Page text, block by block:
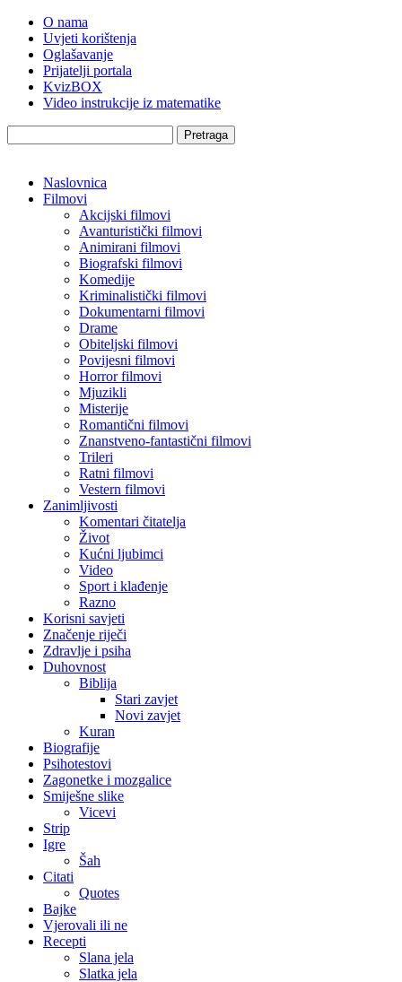
O nama
Uvjeti korištenja
Oglašavanje
Prijatelji portala
KvizBOX
Video instrukcije iz matematike
Pretraga
Naslovnica
Filmovi
Akcijski filmovi
Avanturistički filmovi
Animirani filmovi
Biografski filmovi
Komedije
Kriminalistički filmovi
Dokumentarni filmovi
Drame
Obiteljski filmovi
Povijesni filmovi
Horror filmovi
Mjuzikli
Misterije
Romantični filmovi
Znanstveno-fantastični filmovi
Trileri
Ratni filmovi
Vestern filmovi
Zanimljivosti
Komentari čitatelja
Život
Kućni ljubimci
Video
Sport i klađenje
Razno
Korisni savjeti
Značenje riječi
Zdravlje i psiha
Duhovnost
Biblija
Stari zavjet
Novi zavjet
Kuran
Biografije
Psihotestovi
Zagonetke i mozgalice
Smiješne slike
Vicevi
Strip
Igre
Šah
Citati
Quotes
Bajke
Vjerovali ili ne
Recepti
Slana jela
Slatka jela